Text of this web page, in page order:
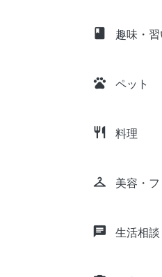
class 趣味・
pets ペット
restaurant 料理
checkroom 美容・
chat 生活相談